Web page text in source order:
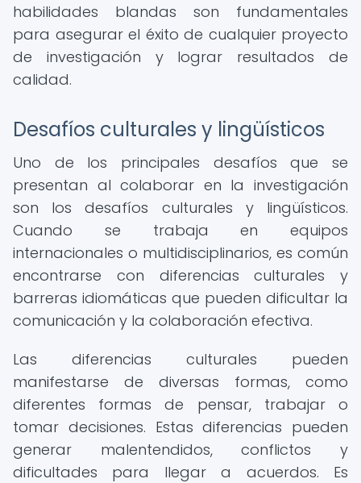
habilidades blandas son fundamentales
para asegurar el éxito de cualquier proyecto
de investigación y lograr resultados de
calidad.
Desafíos culturales y lingüísticos
Uno de los principales desafíos que se
presentan al colaborar en la investigación
son los desafíos culturales y lingüísticos.
Cuando se trabaja en equipos
internacionales o multidisciplinarios, es común
encontrarse con diferencias culturales y
barreras idiomáticas que pueden dificultar la
comunicación y la colaboración efectiva.
Las diferencias culturales pueden
manifestarse de diversas formas, como
diferentes formas de pensar, trabajar o
tomar decisiones. Estas diferencias pueden
generar malentendidos, conflictos y
dificultades para llegar a acuerdos. Es